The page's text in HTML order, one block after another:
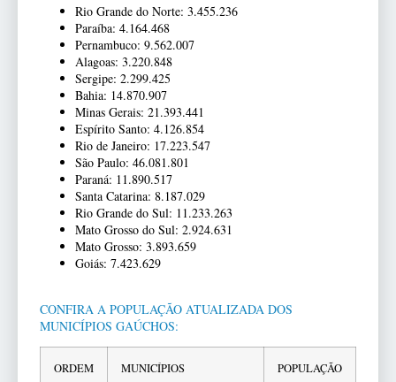
Rio Grande do Norte: 3.455.236
Paraíba: 4.164.468
Pernambuco: 9.562.007
Alagoas: 3.220.848
Sergipe: 2.299.425
Bahia: 14.870.907
Minas Gerais: 21.393.441
Espírito Santo: 4.126.854
Rio de Janeiro: 17.223.547
São Paulo: 46.081.801
Paraná: 11.890.517
Santa Catarina: 8.187.029
Rio Grande do Sul: 11.233.263
Mato Grosso do Sul: 2.924.631
Mato Grosso: 3.893.659
Goiás: 7.423.629
CONFIRA A POPULAÇÃO ATUALIZADA DOS
MUNICÍPIOS GAÚCHOS:
ORDEM MUNICÍPIOS POPULAÇÃO